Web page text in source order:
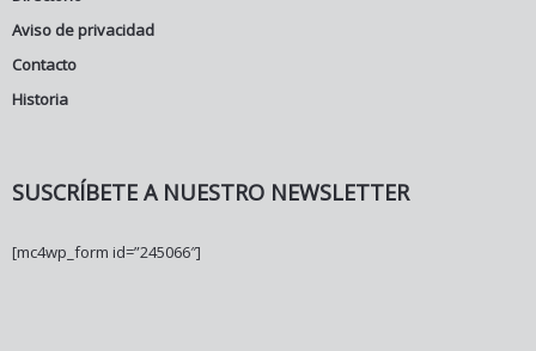
Aviso de privacidad
Contacto
Historia
SUSCRÍBETE A NUESTRO NEWSLETTER
[mc4wp_form id=”245066″]